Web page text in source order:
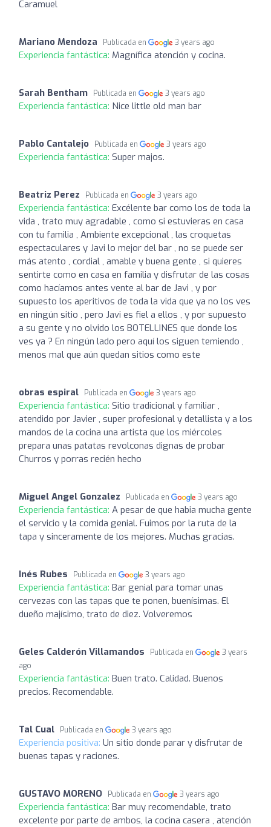
Caramuel
Mariano Mendoza Publicada en 3 years ago
Experiencia fantástica: Magnífica atención y cocina.
Sarah Bentham Publicada en 3 years ago
Experiencia fantástica: Nice little old man bar
Pablo Cantalejo Publicada en 3 years ago
Experiencia fantástica: Super majos.
Beatriz Perez Publicada en 3 years ago
Experiencia fantástica: Excélente bar como los de toda la
vida , trato muy agradable , como si estuvieras en casa
con tu familia , Ambiente excepcional , las croquetas
espectaculares y Javi lo mejor del bar , no se puede ser
más atento , cordial , amable y buena gente , si quieres
sentirte como en casa en familia y disfrutar de las cosas
como hacíamos antes vente al bar de Javi , y por
supuesto los aperitivos de toda la vida que ya no los ves
en ningún sitio , pero Javi es fiel a ellos , y por supuesto
a su gente y no olvido los BOTELLINES que donde los
ves ya ? En ningún lado pero aquí los siguen temiendo ,
menos mal que aún quedan sitios como este
obras espiral Publicada en 3 years ago
Experiencia fantástica: Sitio tradicional y familiar ,
atendido por Javier , super profesional y detallista y a los
mandos de la cocina una artista que los miércoles
prepara unas patatas revolconas dignas de probar
Churros y porras recién hecho
Miguel Angel Gonzalez Publicada en 3 years ago
Experiencia fantástica: A pesar de que habia mucha gente
el servicio y la comida genial. Fuimos por la ruta de la
tapa y sinceramente de los mejores. Muchas gracias.
Inés Rubes Publicada en 3 years ago
Experiencia fantástica: Bar genial para tomar unas
cervezas con las tapas que te ponen, buenísimas. El
dueño majísimo, trato de diez. Volveremos
Geles Calderón Villamandos Publicada en
3 years
ago
Experiencia fantástica: Buen trato. Calidad. Buenos
precios. Recomendable.
Tal Cual Publicada en 3 years ago
Experiencia positiva: Un sitio donde parar y disfrutar de
buenas tapas y raciones.
GUSTAVO MORENO Publicada en 3 years ago
Experiencia fantástica: Bar muy recomendable, trato
excelente por parte de ambos, la cocina casera , atención